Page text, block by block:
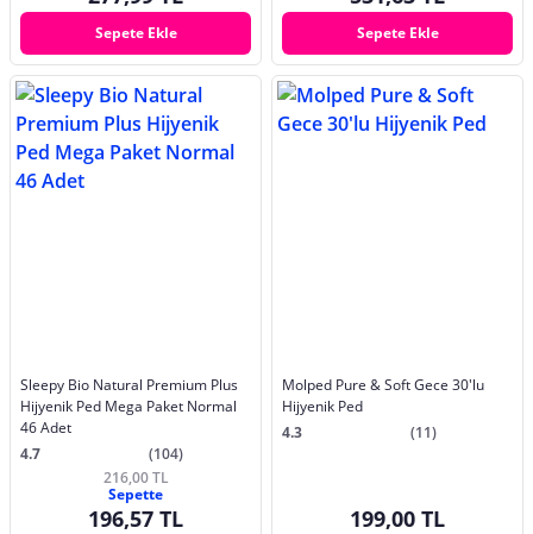
Sepete Ekle Sepete Ekle
Sleepy Bio Natural Premium Plus
Hijyenik Ped Mega Paket Normal
46 Adet
4.7
(104)
216,00 TL
Sepette
196,57 TL
Molped Pure & Soft Gece 30'lu
Hijyenik Ped
4.3
(11)
199,00 TL